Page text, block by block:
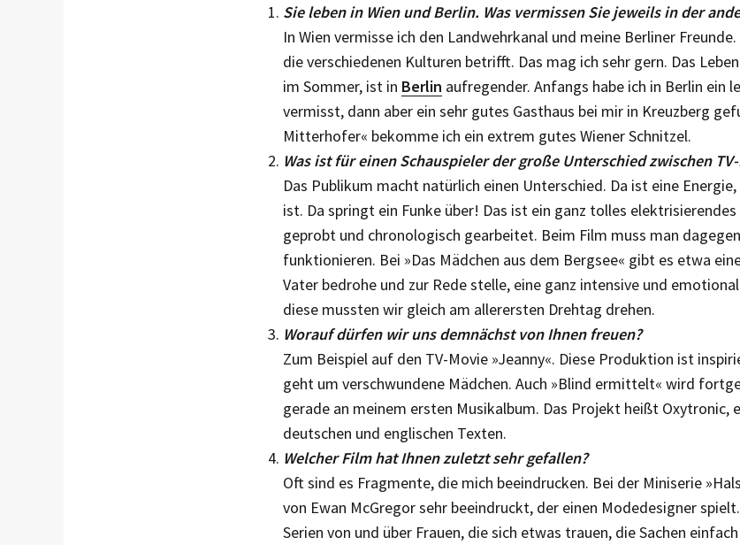
Sie leben in Wien und Berlin. Was vermissen Sie jeweils in der
In Wien vermisse ich den Landwehrkanal und meine Berliner
die verschiedenen Kulturen betrifft. Das mag ich sehr gern. Das
im Sommer, ist in Berlin aufregender. Anfangs habe ich in Berlin ein
vermisst, dann aber ein sehr gutes Gasthaus bei mir in Kreuzberg
Mitterhofer« bekomme ich ein extrem gutes Wiener Schnitzel.
Was ist für einen Schauspieler der große Unterschied zwischen
Das Publikum macht natürlich einen Unterschied. Da ist eine
ist. Da springt ein Funke über! Das ist ein ganz tolles
geprobt und chronologisch gearbeitet. Beim Film muss man
funktionieren. Bei »Das Mädchen aus dem Bergsee« gibt es etwa
Vater bedrohe und zur Rede stelle, eine ganz intensive und
diese mussten wir gleich am allerersten Drehtag drehen.
Worauf dürfen wir uns demnächst von Ihnen freuen?
Zum Beispiel auf den TV-Movie »Jeanny«. Diese Produktion ist
geht um verschwundene Mädchen. Auch »Blind ermittelt« wird
gerade an meinem ersten Musikalbum. Das Projekt heißt Oxytronic,
deutschen und englischen Texten.
Welcher Film hat Ihnen zuletzt sehr gefallen?
Oft sind es Fragmente, die mich beeindrucken. Bei der Miniserie
von Ewan McGregor sehr beeindruckt, der einen Modedesigner
Serien von und über Frauen, die sich etwas trauen, die Sachen